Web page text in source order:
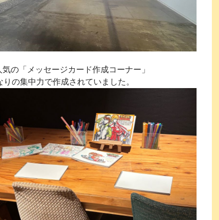
気の「メッセージカード作成コーナー」
りの集中力で作成されていました。